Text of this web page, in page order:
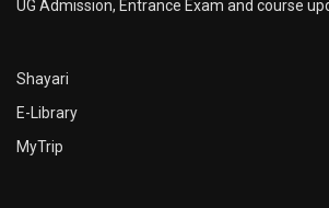
UG Admission, Entrance Exam and course
Shayari
E-Library
MyTrip